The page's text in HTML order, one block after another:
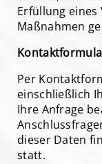
Erfüllung
Maßnahmen
Per
einschließlich
Ihre Anfrage
dieser Daten
statt.